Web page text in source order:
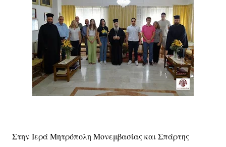
Στην Ιερά Μητρόπολη Μονεμβασίας και Σπάρτης